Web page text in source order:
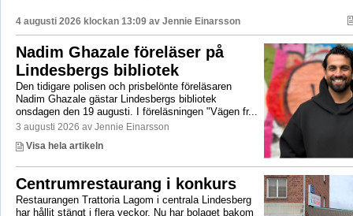
4 augusti 2026 klockan 13:09 av Jennie Einarsson
Nadim Ghazale föreläser på
Lindesbergs bibliotek
Den tidigare polisen och prisbelönte föreläsaren
Nadim Ghazale gästar Lindesbergs bibliotek
onsdagen den 19 augusti. I föreläsningen "Vägen fr...
3 augusti 2026 av Jennie Einarsson
Visa hela artikeln
Centrumrestaurang i konkurs
Restaurangen Trattoria Lagom i centrala Lindesberg
har hållit stängt i flera veckor. Nu har bolaget bakom